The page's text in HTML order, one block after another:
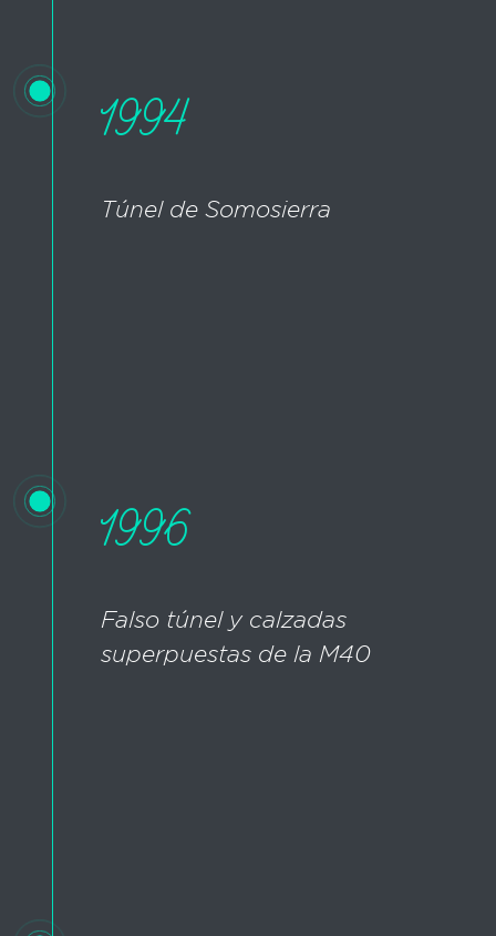
1994
Túnel de Somosierra
1996
Falso túnel y calzadas
superpuestas de la M40